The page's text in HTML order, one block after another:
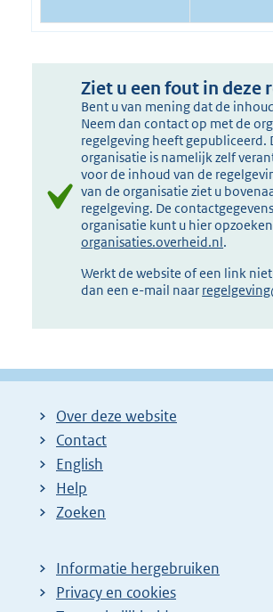
Ziet u een fout in deze
Bent u van mening dat de
Neem dan contact op met de
regelgeving heeft gepubliceerd.
organisatie is namelijk zelf
voor de inhoud van de
van de organisatie ziet u
regelgeving. De
organisatie kunt u hier
organisaties.overheid.nl.
Werkt de website of een link
dan een e-mail naar
Over deze website
Contact
English
Help
Zoeken
Informatie hergebruiken
Privacy en cookies